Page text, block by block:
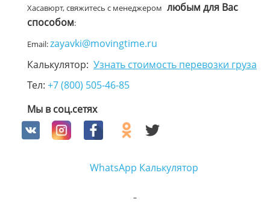
Хасавюрт, свяжитесь с менеджером любым для Вас
способом:
Email:zayavki@movingtime.ru
Калькулятор: Узнать стоимость перевозки груза
Тел: +7 (800) 505-46-85
Мы в соц.сетях
WhatsApp Калькулятор